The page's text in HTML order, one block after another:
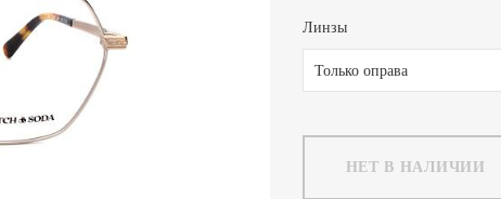
Линзы
Только оправа
НЕТ В НАЛИЧИИ